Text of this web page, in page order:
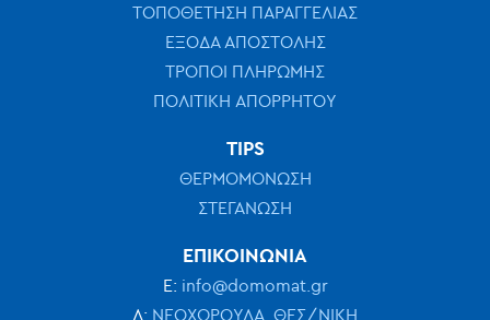
ΤΟΠΟΘΕΤΗΣΗ ΠΑΡΑΓΓΕΛΙΑΣ
ΕΞΟΔΑ ΑΠΟΣΤΟΛΗΣ
ΤΡΟΠΟΙ ΠΛΗΡΩΜΗΣ
ΠΟΛΙΤΙΚΗ ΑΠΟΡΡΗΤΟΥ
TIPS
ΘΕΡΜΟΜΟΝΩΣΗ
ΣΤΕΓΑΝΩΣΗ
ΕΠΙΚΟΙΝΩΝΙΑ
Ε: info@domomat.gr
Δ: ΝΕΟΧΩΡΟΥΔΑ, ΘΕΣ/ΝΙΚΗ